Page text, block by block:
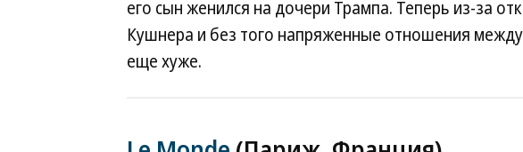
его сын женился на дочери Трампа. Теперь из-за
Кушнера и без того напряженные отношения
еще хуже.